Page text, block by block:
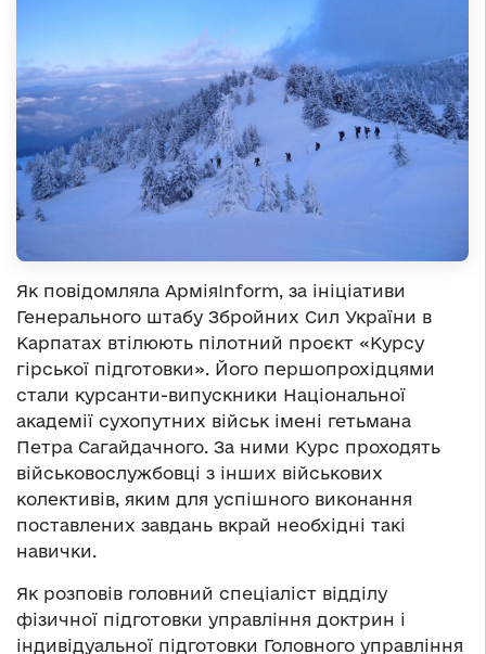
Як повідомляла АрміяInform, за ініціативи
Генерального штабу Збройних Сил України в
Карпатах втілюють пілотний проєкт «Курсу
гірської підготовки». Його першопрохідцями
стали курсанти-випускники Національної
академії сухопутних військ імені гетьмана
Петра Сагайдачного. За ними Курс проходять
військовослужбовці з інших військових
колективів, яким для успішного виконання
поставлених завдань вкрай необхідні такі
навички.
Як розповів головний спеціаліст відділу
фізичної підготовки управління доктрин і
індивідуальної підготовки Головного управління